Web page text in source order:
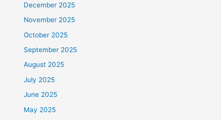
December 2025
November 2025
October 2025
September 2025
August 2025
July 2025
June 2025
May 2025